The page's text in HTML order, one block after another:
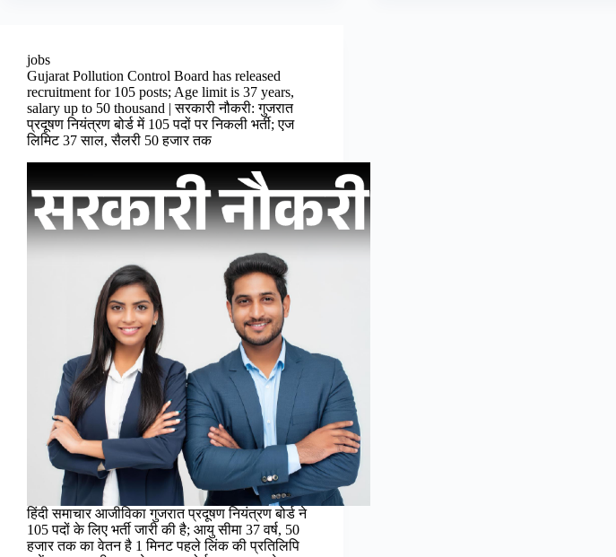
jobs
Gujarat Pollution Control Board has released
recruitment for 105 posts; Age limit is 37 years,
salary up to 50 thousand | सरकारी नौकरी: गुजरात
प्रदूषण नियंत्रण बोर्ड में 105 पदों पर निकली भर्ती; एज
लिमिट 37 साल, सैलरी 50 हजार तक
हिंदी समाचार आजीविका गुजरात प्रदूषण नियंत्रण बोर्ड ने
105 पदों के लिए भर्ती जारी की है; आयु सीमा 37 वर्ष, 50
हजार तक का वेतन है 1 मिनट पहले लिंक की प्रतिलिपि